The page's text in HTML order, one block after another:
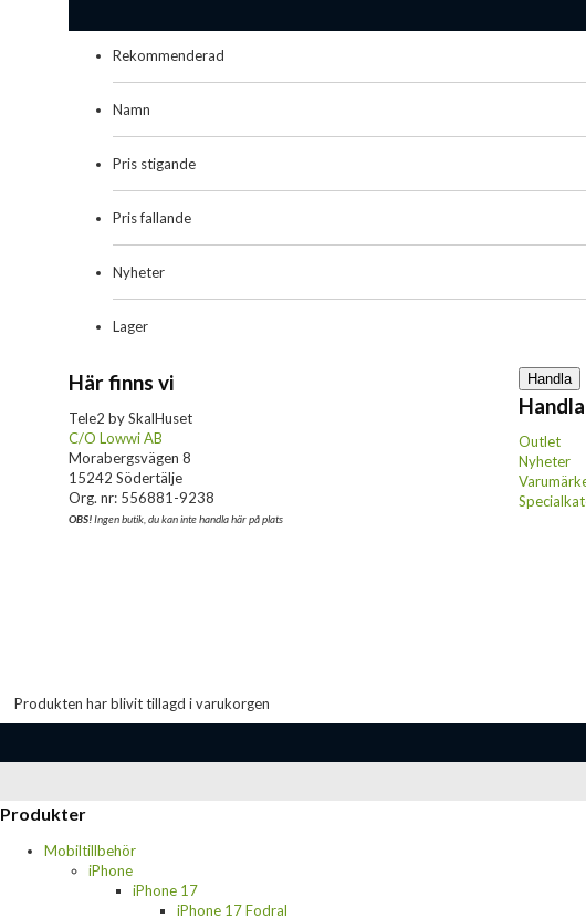
Rekommenderad
Namn
Pris stigande
Pris fallande
Nyheter
Lager
Här finns vi
Tele2 by SkalHuset
C/O Lowwi AB
Morabergsvägen 8
15242 Södertälje
Org. nr: 556881-9238
OBS!Ingen butik, du kan inte handla här på plats
Handla
Handla
Outlet
Nyheter
Produkten har blivit tillagd i varukorgen
Produkter
Mobiltillbehör
iPhone
iPhone 17
iPhone 17 Fodral